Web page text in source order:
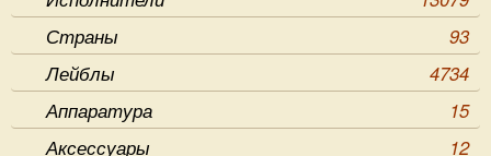
Страны
93
Лейблы
4734
Аппаратура
15
Аксессуары
12